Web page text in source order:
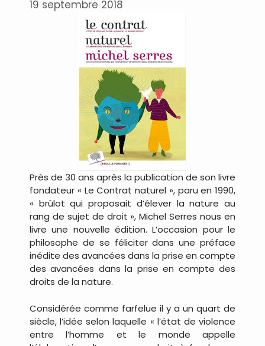
19 septembre 2018
Près de 30 ans après la publication de son livre
fondateur « Le Contrat naturel », paru en 1990,
« brûlot qui proposait d’élever la nature au
rang de sujet de droit », Michel Serres nous en
livre une nouvelle édition. L’occasion pour le
philosophe de se féliciter dans une préface
inédite des avancées dans la prise en compte
des avancées dans la prise en compte des
droits de la nature.
Considérée comme farfelue il y a un quart de
siècle, l’idée selon laquelle « l’état de violence
entre l’homme et le monde appelle